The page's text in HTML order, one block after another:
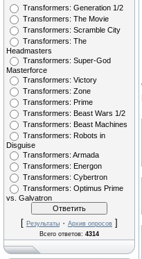
Transformers: Generation 1/2
Transformers: The Movie
Transformers: Scramble City
Transformers: The
Headmasters
Transformers: Super-God
Masterforce
Transformers: Victory
Transformers: Zone
Transformers: Prime
Transformers: Beast Wars 1/2
Transformers: Beast Machines
Transformers: Robots in
Disguise
Transformers: Armada
Transformers: Energon
Transformers: Cybertron
Transformers: Optimus Prime
vs. Galvatron
[ Результаты · Архив опросов ]
Всего ответов: 4314